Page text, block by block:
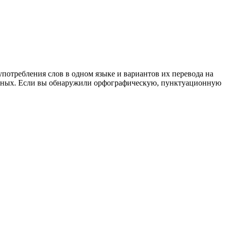
слов в одном языке и вариантов их перевода на
Если вы обнаружили орфографическую, пунктуационную